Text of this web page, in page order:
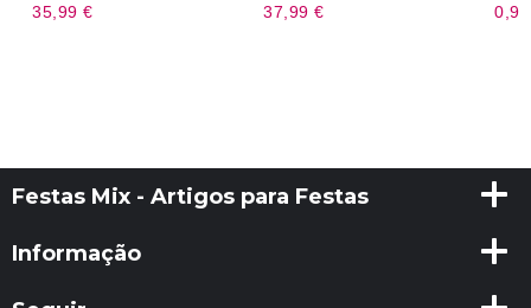
35,99 € 37,99 €
Festas Mix - Artigos para Festas
Informação